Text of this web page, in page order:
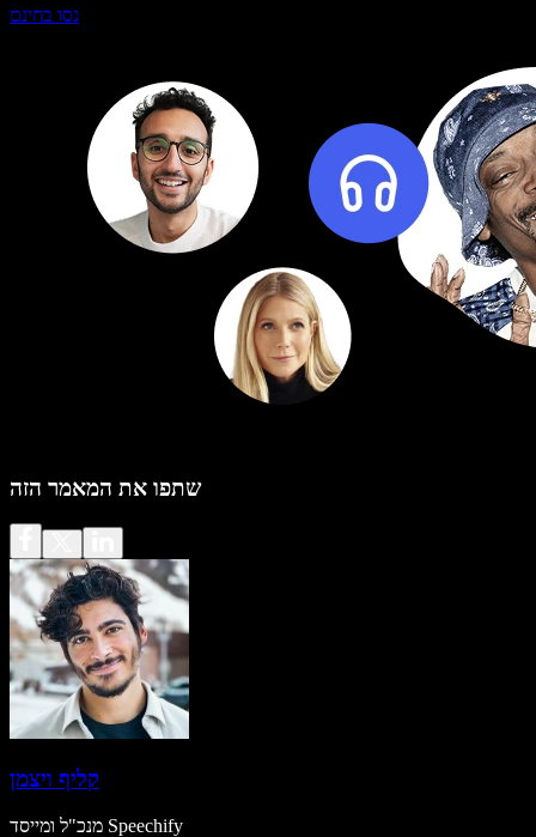
נסו בחינם
שתפו את המאמר הזה
קליף ויצמן
מנכ"ל ומייסד Speechify